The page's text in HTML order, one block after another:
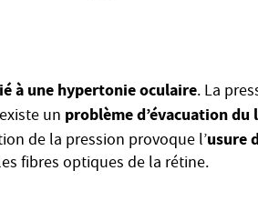
à une hypertonie oculaire. La
un problème d’évacuation
de la pression provoque l’usure
fibres optiques de la rétine.